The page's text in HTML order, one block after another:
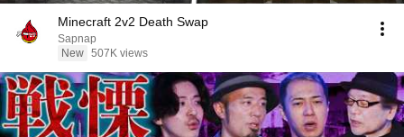
Minecraft 2v2 Death Swap
Sapnap
New 507K views